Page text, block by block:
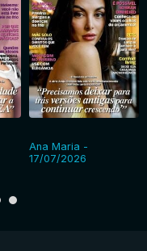
Ana Maria -
17/07/2026